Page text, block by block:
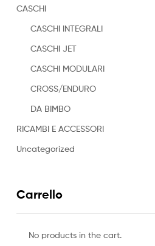
CASCHI
CASCHI INTEGRALI
CASCHI JET
CASCHI MODULARI
CROSS/ENDURO
DA BIMBO
RICAMBI E ACCESSORI
Uncategorized
Carrello
No products in the cart.